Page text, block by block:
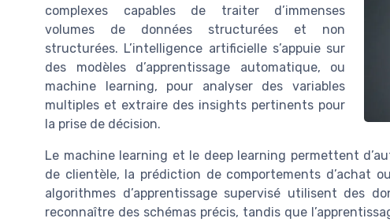
complexes capables de traiter d’immenses
volumes de données structurées et non
structurées. L’intelligence artificielle s’appuie sur
des modèles d’apprentissage automatique, ou
machine learning, pour analyser des variables
multiples et extraire des insights pertinents pour
la prise de décision.
Le machine learning et le deep learning permettent
de clientèle, la prédiction de comportements d’achat
algorithmes d’apprentissage supervisé utilisent des
reconnaître des schémas précis, tandis que